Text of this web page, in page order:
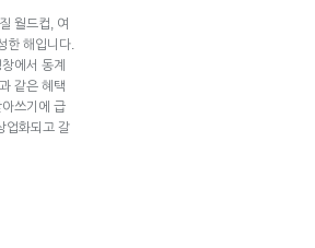
월드컵, 여
한 해입니다.
에서 동계
같은 혜택
쓰기에 급
업화되고 갈